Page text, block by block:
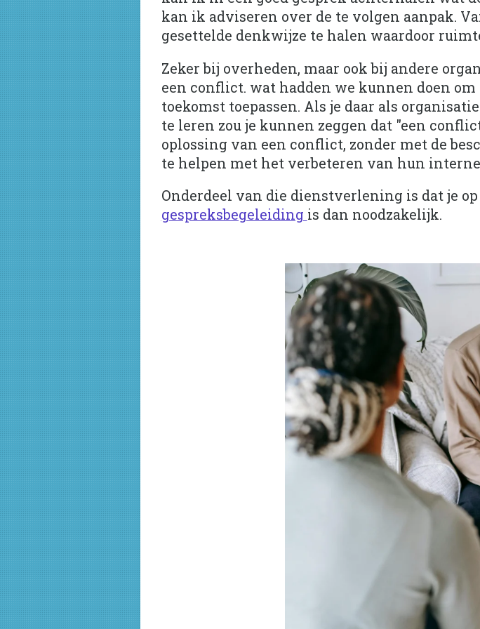
kan ik adviseren over de te volgen aanpak.
gesettelde denkwijze te halen waardoor
Zeker bij overheden, maar ook bij andere
een conflict. wat hadden we kunnen doen
toekomst toepassen. Als je daar als
te leren zou je kunnen zeggen dat "een
oplossing van een conflict, zonder met de
te helpen met het verbeteren van hun
Onderdeel van die dienstverlening is dat je
gespreksbegeleiding is dan noodzakelijk.